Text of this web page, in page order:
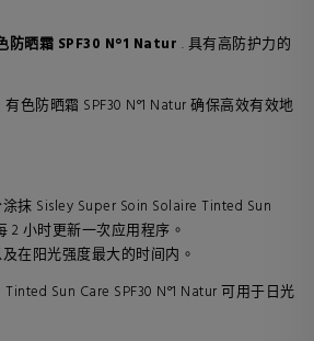
晒霜 SPF30 N°1 Natur . 具有高防护力的
色防晒霜 SPF30 N°1 Natur 确保高效有效地
抹 Sisley Super Soin Solaire Tinted Sun
2 小时更新一次应用程序。
在阳光强度最大的时间内。
Sun Care SPF30 N°1 Natur 可用于日光